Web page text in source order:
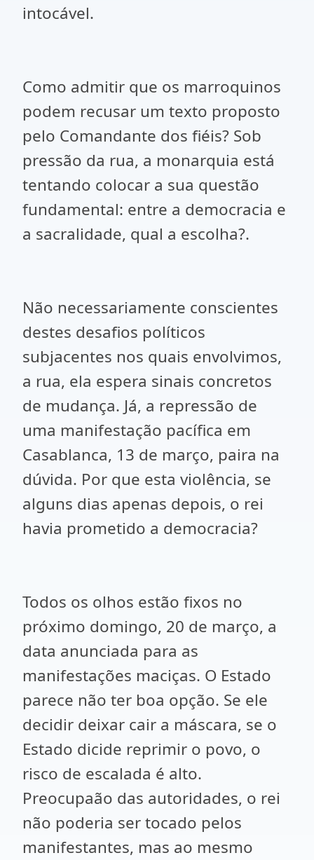
intocável.
Como admitir que os marroquinos
podem recusar um texto proposto
pelo Comandante dos fiéis? Sob
pressão da rua, a monarquia está
tentando colocar a sua questão
fundamental: entre a democracia e
a sacralidade, qual a escolha?.
Não necessariamente conscientes
destes desafios políticos
subjacentes nos quais envolvimos,
a rua, ela espera sinais concretos
de mudança. Já, a repressão de
uma manifestação pacífica em
Casablanca, 13 de março, paira na
dúvida. Por que esta violência, se
alguns dias apenas depois, o rei
havia prometido a democracia?
Todos os olhos estão fixos no
próximo domingo, 20 de março, a
data anunciada para as
manifestações maciças. O Estado
parece não ter boa opção. Se ele
decidir deixar cair a máscara, se o
Estado dicide reprimir o povo, o
risco de escalada é alto.
Preocupaão das autoridades, o rei
não poderia ser tocado pelos
manifestantes, mas ao mesmo